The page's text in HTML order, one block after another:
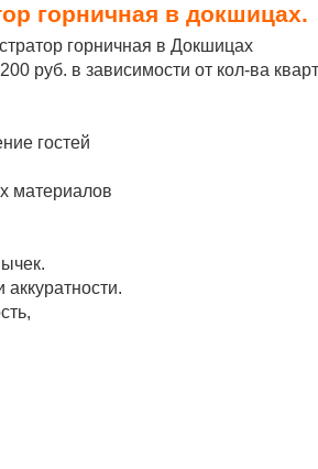
горничная в докшицах.
горничная в Докшицах
руб. в зависимости от кол-ва
гостей
материалов
аккуратности.